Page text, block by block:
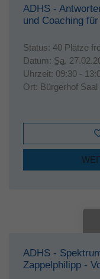
ADHS -
und Coaching
Status: 40 Plätze
Datum: Sa.
Uhrzeit: 09:30 -
Ort: Bürgerhof Saal
ADHS -
Zappelphilipp -
Laufzeit 1
Zweck